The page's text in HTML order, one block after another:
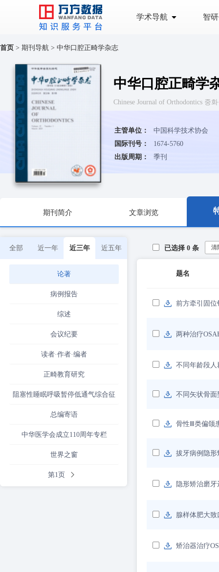
学术导航 智
首页 > 期刊导航 > 中华口腔正畸学杂志
中华口腔正畸学
Chinese Journal of Orthodontics 중
主管单位：
中国科学技术协会
国际刊号：
1674-5760
出版周期：
季刊
期刊简介 文章浏览
全部 近一年 近三年 近五年
论著
病例报告
综述
会议纪要
读者·作者·编者
正畸教育研究
阻塞性睡眠呼吸暂停低通气综合征
总编寄语
中华医学会成立110周年专栏
世界之窗
第1页
已选择 0 条 清
题名
前方牵引固
两种治疗
不同年龄段人
不同矢状骨面
骨性Ⅲ类偏颌
拔牙病例隐
隐形矫治磨
腺样体肥大
矫治器治疗